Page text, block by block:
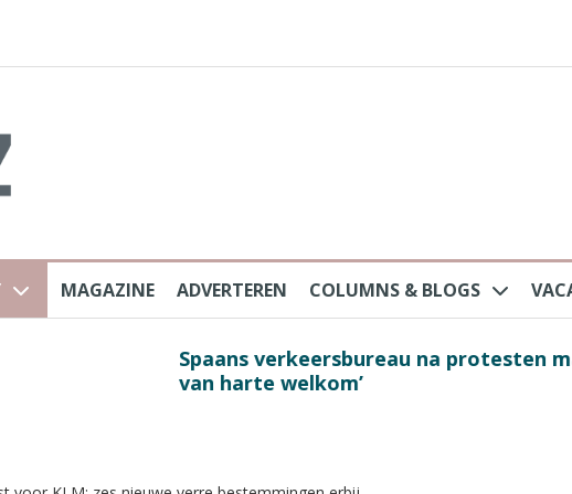
MAGAZINE ADVERTEREN COLUMNS & BLOGS
na protesten massatoerisme: ‘Nederlandse